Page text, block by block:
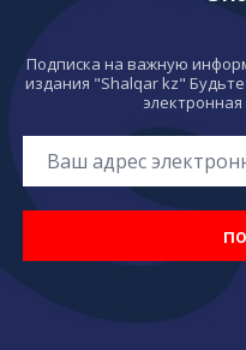
Подписка на важную
издания "Shalqar kz"